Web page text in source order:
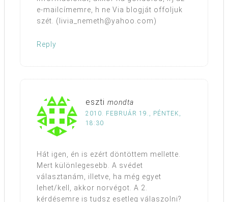
e-mailcímemre, h ne Via blogját offoljuk
szét. (livia_nemeth@yahoo.com)
Reply
eszti mondta
2010. FEBRUÁR 19., PÉNTEK,
18:30
Hát igen, én is ezért döntöttem mellette.
Mert különlegesebb. A svédet
választanám, illetve, ha még egyet
lehet/kell, akkor norvégot. A 2.
kérdésemre is tudsz esetleg válaszolni?